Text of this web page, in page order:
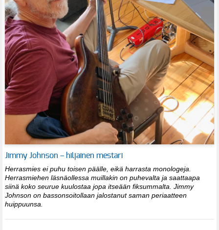
Jimmy Johnson – hiljainen mestari
Herrasmies ei puhu toisen päälle, eikä harrasta monologeja.
Herrasmiehen läsnäollessa muillakin on puhevalta ja saattaapa
siinä koko seurue kuulostaa jopa itseään fiksummalta. Jimmy
Johnson on bassonsoitollaan jalostanut saman periaatteen
huippuunsa.